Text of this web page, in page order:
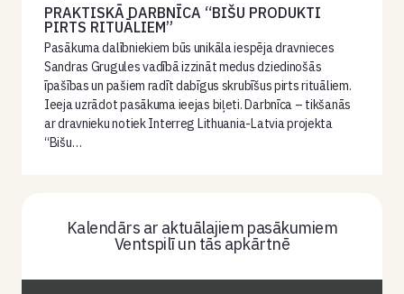
PRAKTISKĀ DARBNĪCA “BIŠU PRODUKTI
PIRTS RITUĀLIEM”
Pasākuma dalībniekiem būs unikāla iespēja dravnieces
Sandras Grugules vadībā izzināt medus dziedinošās
īpašības un pašiem radīt dabīgus skrubīšus pirts rituāliem.
Ieeja uzrādot pasākuma ieejas biļeti. Darbnīca – tikšanās
ar dravnieku notiek Interreg Lithuania-Latvia projekta
“Bišu…
Kalendārs ar aktuālajiem pasākumiem
Ventspilī un tās apkārtnē